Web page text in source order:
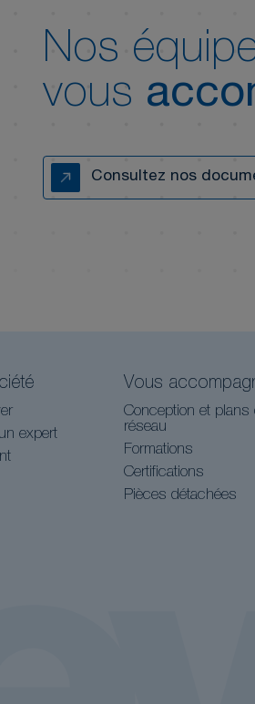
Nos
vous
Consultez nos
expert
Vous
Conception et plans
réseau
Formations
Certifications
Pièces détachées